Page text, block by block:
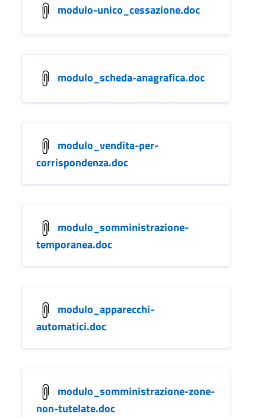
modulo-unico_cessazione.doc
modulo_scheda-anagrafica.doc
modulo_vendita-per-
corrispondenza.doc
modulo_somministrazione-
temporanea.doc
modulo_apparecchi-
automatici.doc
modulo_somministrazione-zone-
non-tutelate.doc